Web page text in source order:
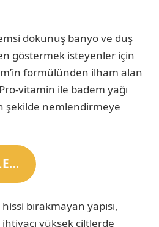
dokunuş banyo ve duş
göstermek isteyenler için
formülünden ilham alan
vitamin ile badem yağı
şekilde nemlendirmeye
bırakmayan yapısı,
yüksek ciltlerde